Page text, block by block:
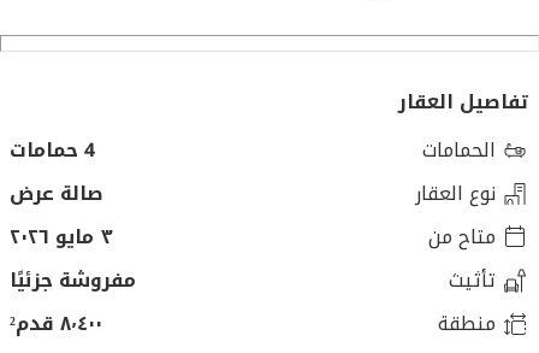
تفاصيل العقار
الحمامات
4 حمامات
نوع العقار
صالة عرض
متاح من
٣ مايو ٢٠٢٦
تأثيث
مفروشة جزئيًا
منطقة
٨٬٤٠٠ قدم²